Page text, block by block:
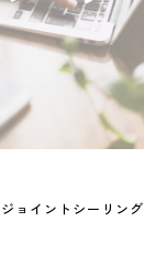
ジョイントシーリング